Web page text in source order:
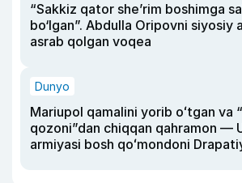
“Sakkiz qator she’rim boshimga
bo‘lgan”. Abdulla Oripovni siyosiy
asrab qolgan voqea
Dunyo
Mariupol qamalini yorib oʻtgan va
qozoni”dan chiqqan qahramon —
armiyasi bosh qoʻmondoni